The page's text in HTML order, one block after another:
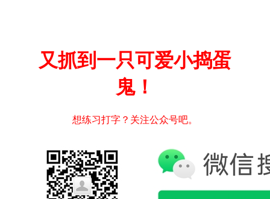
又抓到一只可爱小捣蛋
鬼！
想练习打字？关注公众号吧。